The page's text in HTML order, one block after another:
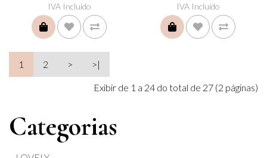
IVA Incluído
COMPRAR
IVA Incluído
COMPRAR
1 2 > >|
Exibir de 1 a 24 do total de 27 (2 páginas)
Categorias